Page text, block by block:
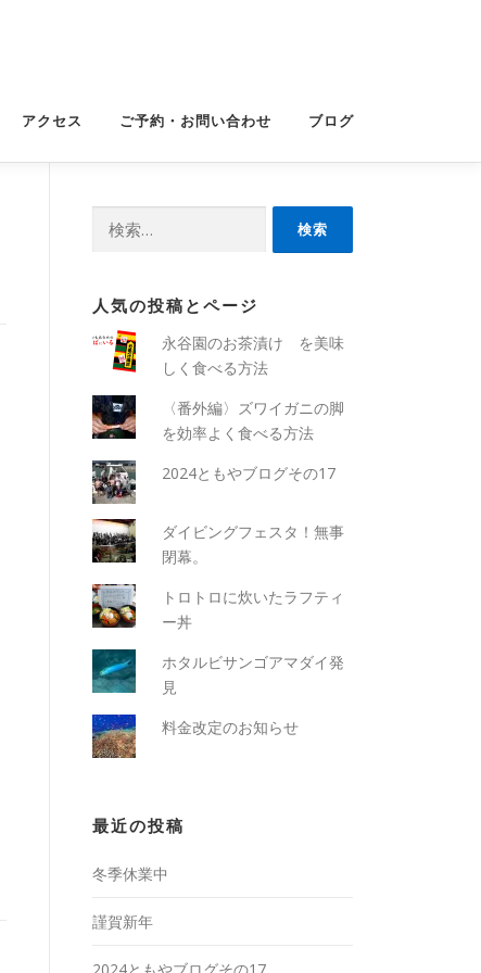
アクセス ご予約・お問い合わせ ブログ
人気の投稿とページ
永谷園のお茶漬け を美味
しく食べる方法
〈番外編〉ズワイガニの脚
を効率よく食べる方法
2024ともやブログその17
ダイビングフェスタ！無事
閉幕。
トロトロに炊いたラフティ
ー丼
ホタルビサンゴアマダイ発
見
料金改定のお知らせ
最近の投稿
冬季休業中
謹賀新年